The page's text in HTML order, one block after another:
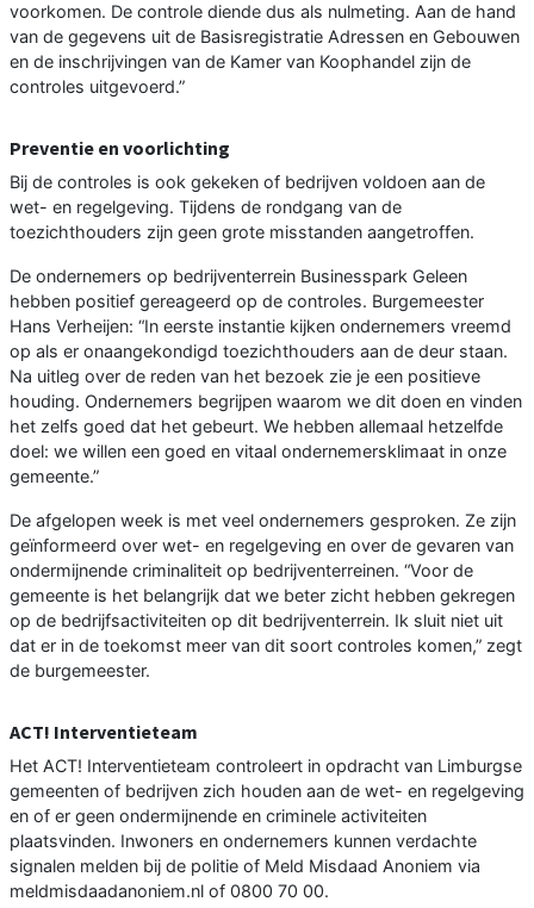
voorkomen. De controle diende dus als nulmeting. Aan de hand
van de gegevens uit de Basisregistratie Adressen en Gebouwen
en de inschrijvingen van de Kamer van Koophandel zijn de
controles uitgevoerd.”
Preventie en voorlichting
Bij de controles is ook gekeken of bedrijven voldoen aan de
wet- en regelgeving. Tijdens de rondgang van de
toezichthouders zijn geen grote misstanden aangetroffen.
De ondernemers op bedrijventerrein Businesspark Geleen
hebben positief gereageerd op de controles. Burgemeester
Hans Verheijen: “In eerste instantie kijken ondernemers vreemd
op als er onaangekondigd toezichthouders aan de deur staan.
Na uitleg over de reden van het bezoek zie je een positieve
houding. Ondernemers begrijpen waarom we dit doen en vinden
het zelfs goed dat het gebeurt. We hebben allemaal hetzelfde
doel: we willen een goed en vitaal ondernemersklimaat in onze
gemeente.”
De afgelopen week is met veel ondernemers gesproken. Ze zijn
geïnformeerd over wet- en regelgeving en over de gevaren van
ondermijnende criminaliteit op bedrijventerreinen. “Voor de
gemeente is het belangrijk dat we beter zicht hebben gekregen
op de bedrijfsactiviteiten op dit bedrijventerrein. Ik sluit niet uit
dat er in de toekomst meer van dit soort controles komen,” zegt
de burgemeester.
ACT! Interventieteam
Het ACT! Interventieteam controleert in opdracht van Limburgse
gemeenten of bedrijven zich houden aan de wet- en regelgeving
en of er geen ondermijnende en criminele activiteiten
plaatsvinden. Inwoners en ondernemers kunnen verdachte
signalen melden bij de politie of Meld Misdaad Anoniem via
meldmisdaadanoniem.nl of 0800 70 00.